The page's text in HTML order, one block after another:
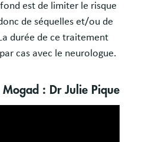
est de limiter le risque
de séquelles et/ou de
durée de ce traitement
cas avec le neurologue.
Mogad : Dr Julie Pique